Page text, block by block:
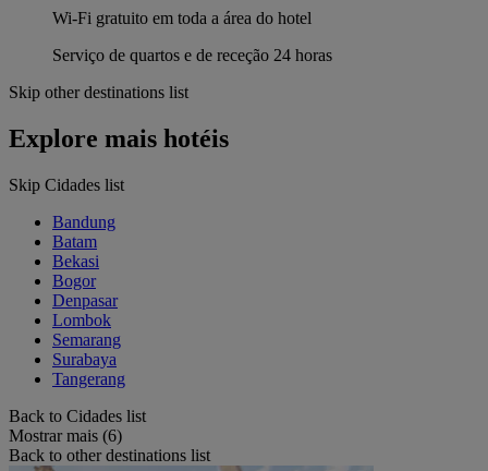
Wi-Fi gratuito em toda a área do hotel
Serviço de quartos e de receção 24 horas
Skip other destinations list
Explore mais hotéis
Skip Cidades list
Bandung
Batam
Bekasi
Bogor
Denpasar
Lombok
Semarang
Surabaya
Tangerang
Back to Cidades list
Mostrar mais (6)
Back to other destinations list